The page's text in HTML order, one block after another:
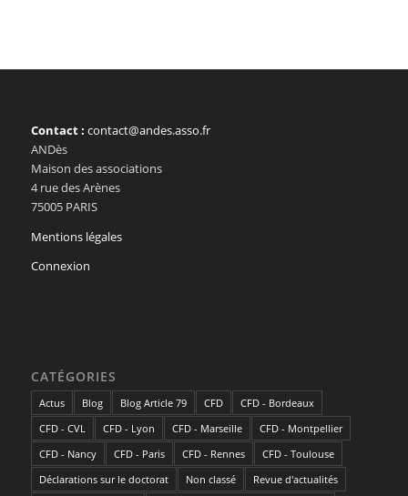
Contact : contact@andes.asso.fr
ANDès
Maison des associations
4 rue des Arènes
75005 PARIS
Mentions légales
Connexion
CATÉGORIES
Actus Blog Blog Article 79 CFD
CFD - Bordeaux
CFD - CVL
CFD - Lyon CFD - Marseille
CFD - Montpellier
CFD - Nancy
CFD - Paris CFD - Rennes
CFD - Toulouse
Déclarations sur le doctorat
Non classé Revue d'actualités